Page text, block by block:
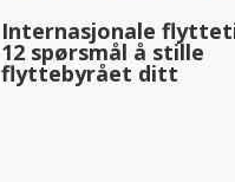
Internasjonale
12 spørsmål å stille
flyttebyrået ditt